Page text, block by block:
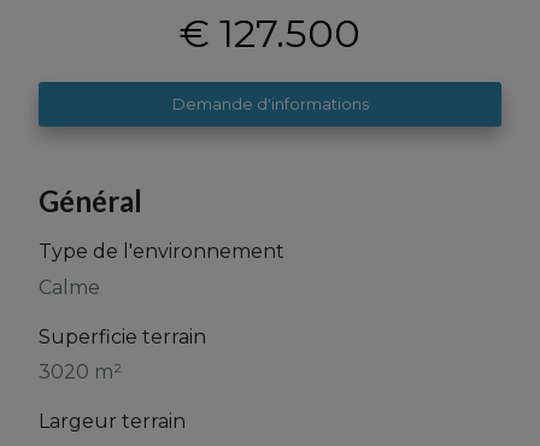
€ 127.500
Demande d'informations
Général
Type de l'environnement
Calme
Superficie terrain
3020 m²
Largeur terrain